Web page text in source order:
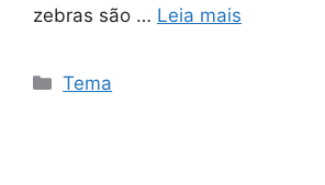
zebras são … Leia mais
Categorias
Tema